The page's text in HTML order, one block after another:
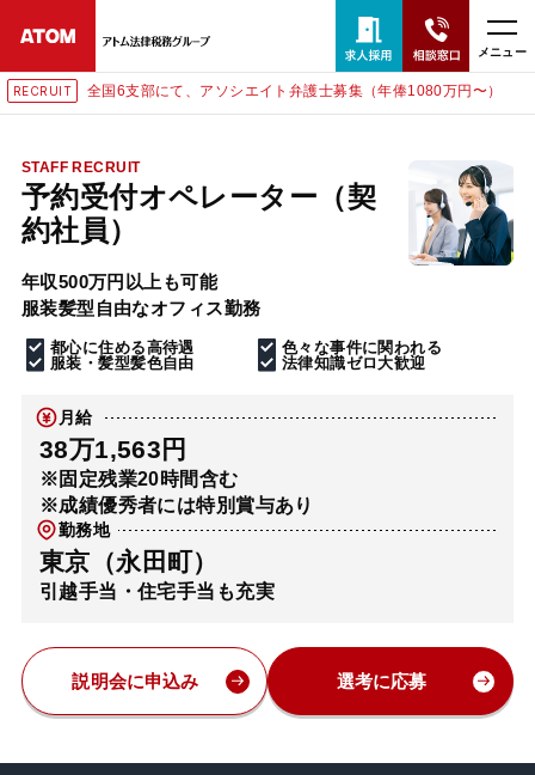
メニュー
RECRUIT 全国6支部にて、アソシエイト弁護士募集（年俸1080万円〜）
STAFF RECRUIT
予約受付オペレーター（契
約社員）
年収500万円以上も可能
服装髪型自由なオフィス勤務
都心に住める高待遇
色々な事件に関われる
服装・髪型髪色自由
法律知識ゼロ大歓迎
月給
38万1,563円
※固定残業20時間含む
※成績優秀者には特別賞与あり
勤務地
東京（永田町）
引越手当・住宅手当も充実
説明会に申込み 選考に応募
24時間365日全国対応
無料相談窓口はこちら
電話・LINE・メールで相談予約受付中
ホーム
取扱分野
解決実績
アクセス
弁護士・税理士
費用